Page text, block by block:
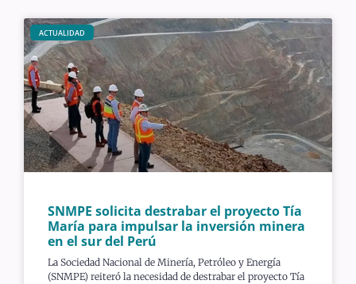
ACTUALIDAD
SNMPE solicita destrabar el proyecto Tía
María para impulsar la inversión minera
en el sur del Perú
La Sociedad Nacional de Minería, Petróleo y Energía
(SNMPE) reiteró la necesidad de destrabar el proyecto Tía